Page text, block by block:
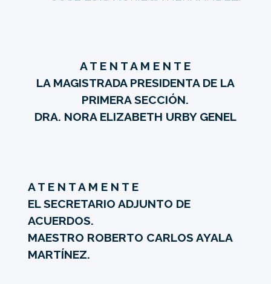
A T E N T A M E N T E
LA MAGISTRADA PRESIDENTA DE LA
PRIMERA SECCIÓN.
DRA. NORA ELIZABETH URBY GENEL
A T E N T A M E N T E
EL SECRETARIO ADJUNTO DE
ACUERDOS.
MAESTRO ROBERTO CARLOS AYALA
MARTÍNEZ.